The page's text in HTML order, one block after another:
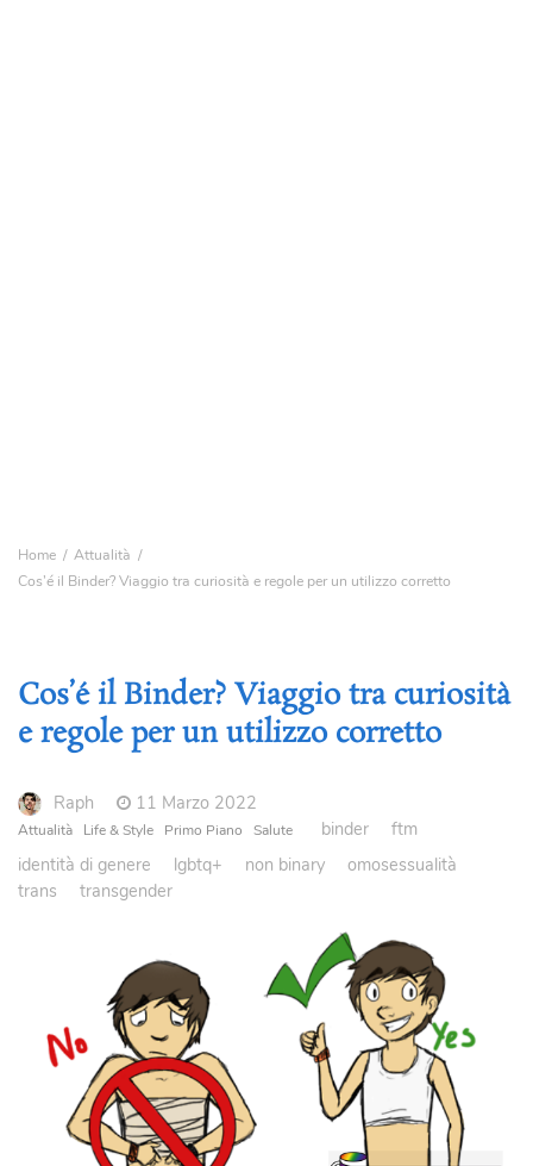
Home
Attualità
Cos’é il Binder? Viaggio tra curiosità e regole per un utilizzo corretto
Cos’é il Binder? Viaggio tra curiosità
e regole per un utilizzo corretto
Raph 11 Marzo 2022
Attualità Life & Style Primo Piano Salute binder
ftm
identità di genere
lgbtq+ non binary
omosessualità
trans
transgender